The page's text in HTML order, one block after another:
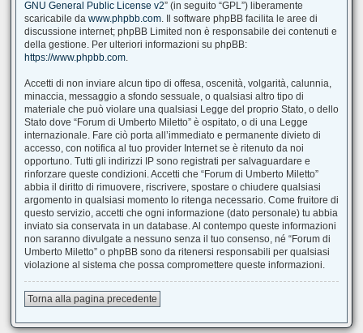
GNU General Public License v2” (in seguito “GPL”) liberamente
scaricabile da www.phpbb.com. Il software phpBB facilita le aree di
discussione internet; phpBB Limited non è responsabile dei contenuti e
della gestione. Per ulteriori informazioni su phpBB:
https://www.phpbb.com.
Accetti di non inviare alcun tipo di offesa, oscenità, volgarità, calunnia,
minaccia, messaggio a sfondo sessuale, o qualsiasi altro tipo di
materiale che può violare una qualsiasi Legge del proprio Stato, o dello
Stato dove “Forum di Umberto Miletto” è ospitato, o di una Legge
internazionale. Fare ciò porta all’immediato e permanente divieto di
accesso, con notifica al tuo provider Internet se è ritenuto da noi
opportuno. Tutti gli indirizzi IP sono registrati per salvaguardare e
rinforzare queste condizioni. Accetti che “Forum di Umberto Miletto”
abbia il diritto di rimuovere, riscrivere, spostare o chiudere qualsiasi
argomento in qualsiasi momento lo ritenga necessario. Come fruitore di
questo servizio, accetti che ogni informazione (dato personale) tu abbia
inviato sia conservata in un database. Al contempo queste informazioni
non saranno divulgate a nessuno senza il tuo consenso, né “Forum di
Umberto Miletto” o phpBB sono da ritenersi responsabili per qualsiasi
violazione al sistema che possa compromettere queste informazioni.
Torna alla pagina precedente